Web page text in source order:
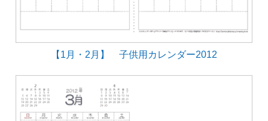
【1月・2月】 子供用カレンダー2012